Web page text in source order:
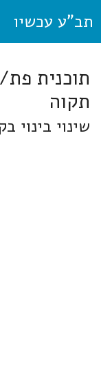
תב"ע עכשיו
תקוה
שינוי בינוי